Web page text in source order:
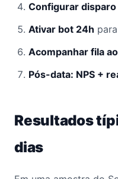
Configurar
Ativar bot 24h
Acompanhar fila
Pós-data: NPS +
Resultados
dias